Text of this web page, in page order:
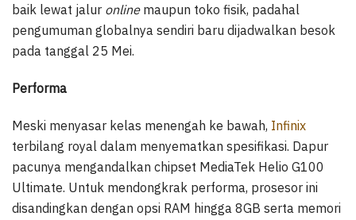
baik lewat jalur onlinemaupun toko fisik, padahal
pengumuman globalnya sendiri baru dijadwalkan besok
pada tanggal 25 Mei.
Performa
Meski menyasar kelas menengah ke bawah, Infinix
terbilang royal dalam menyematkan spesifikasi. Dapur
pacunya mengandalkan chipset MediaTek Helio G100
Ultimate. Untuk mendongkrak performa, prosesor ini
disandingkan dengan opsi RAM hingga 8GB serta memori